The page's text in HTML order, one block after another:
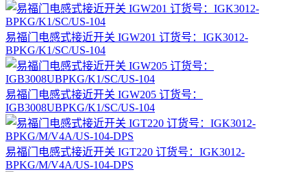
易福门电感式接近开关 IGW201 订货号：IGK3012-
BPKG/K1/SC/US-104
易福门电感式接近开关 IGW205 订货号：
IGB3008UBPKG/K1/SC/US-104
易福门电感式接近开关 IGT220 订货号：IGK3012-
BPKG/M/V4A/US-104-DPS